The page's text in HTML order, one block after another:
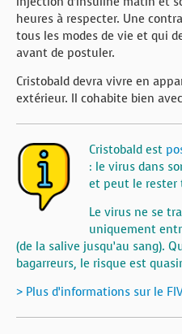
heures à respecter. Une
tous les modes de vie et qui
avant de postuler.
Cristobald devra vivre en
extérieur. Il cohabite bien
Cristobald est
: le virus dans
et peut le rester
Le virus ne se
uniquement
(de la salive jusqu’au sang).
bagarreurs, le risque est
> Plus d’informations sur le